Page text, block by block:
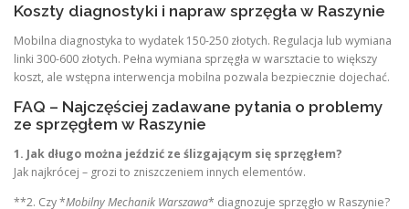
Koszty diagnostyki i napraw sprzęgła w Raszynie
Mobilna diagnostyka to wydatek 150-250 złotych. Regulacja lub wymiana
linki 300-600 złotych. Pełna wymiana sprzęgła w warsztacie to większy
koszt, ale wstępna interwencja mobilna pozwala bezpiecznie dojechać.
FAQ – Najczęściej zadawane pytania o problemy
ze sprzęgłem w Raszynie
1. Jak długo można jeździć ze ślizgającym się sprzęgłem?
Jak najkrócej – grozi to zniszczeniem innych elementów.
**2. Czy *Mobilny Mechanik Warszawa* diagnozuje sprzęgło w Raszynie?